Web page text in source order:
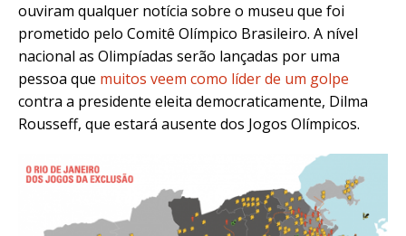
ouviram qualquer notícia sobre o museu que foi
prometido pelo Comitê Olímpico Brasileiro. A nível
nacional as Olimpíadas serão lançadas por uma
pessoa que muitos veem como líder de um golpe
contra a presidente eleita democraticamente, Dilma
Rousseff, que estará ausente dos Jogos Olímpicos.